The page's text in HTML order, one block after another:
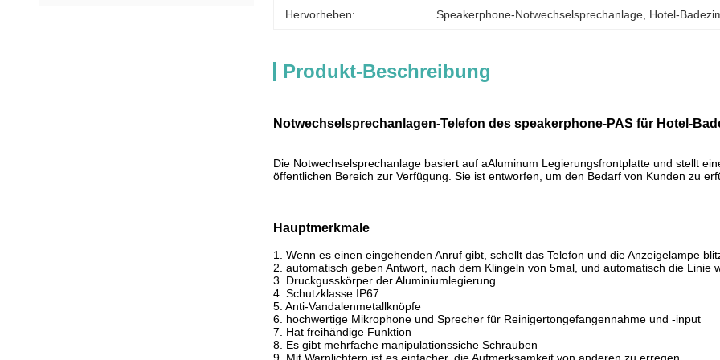
Hervorheben: Speakerphone-Notwechselsprechanlage Hotel-
Produkt-Beschreibung
Notwechselsprechanlagen-Telefon des speakerphone-PAS für Hotel-
Die Notwechselsprechanlage basiert auf aAluminum Legierungsfrontplatte und stellt
öffentlichen Bereich zur Verfügung. Sie ist entworfen, um den Bedarf von Kunden zu
Hauptmerkmale
1. Wenn es einen eingehenden Anruf gibt, schellt das Telefon und die Anzeigelampe
2. automatisch geben Antwort, nach dem Klingeln von 5mal, und automatisch die Linie
3. Druckgusskörper der Aluminiumlegierung
4. Schutzklasse IP67
5. Anti-Vandalenmetallknöpfe
6. hochwertige Mikrophone und Sprecher für Reinigertongefangennahme und -input
7. Hat freihändige Funktion
8. Es gibt mehrfache manipulationssiche Schrauben